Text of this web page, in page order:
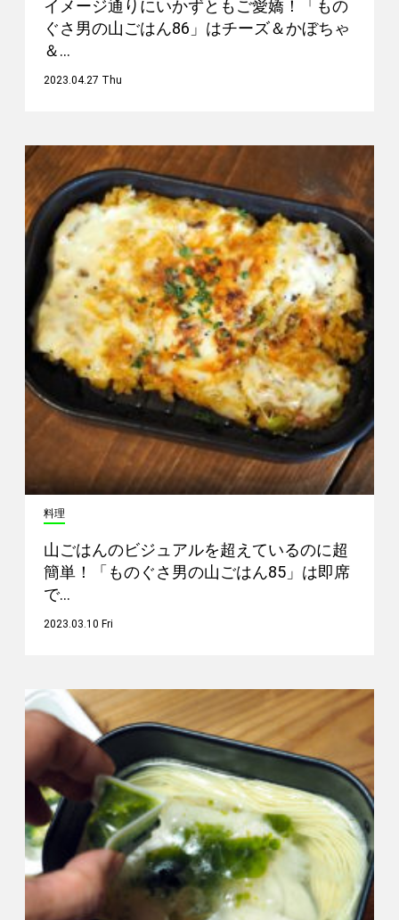
イメージ通りにいかずともご愛嬌！「もの
ぐさ男の山ごはん86」はチーズ＆かぼちゃ
＆…
2023.04.27 Thu
料理
山ごはんのビジュアルを超えているのに超
簡単！「ものぐさ男の山ごはん85」は即席
で…
2023.03.10 Fri